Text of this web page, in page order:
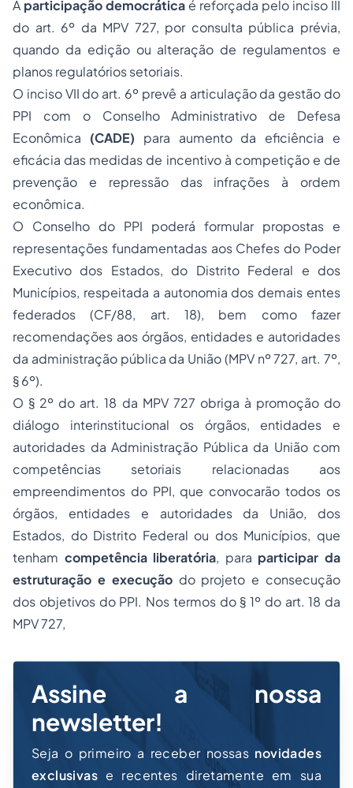
A participação democrática é reforçada pelo inciso III
do art. 6º da MPV 727, por consulta pública prévia,
quando da edição ou alteração de regulamentos e
planos regulatórios setoriais.
O inciso VII do art. 6º prevê a articulação da gestão do
PPI com o Conselho Administrativo de Defesa
Econômica (CADE) para aumento da eficiência e
eficácia das medidas de incentivo à competição e de
prevenção e repressão das infrações à ordem
econômica.
O Conselho do PPI poderá formular propostas e
representações fundamentadas aos Chefes do Poder
Executivo dos Estados, do Distrito Federal e dos
Municípios, respeitada a autonomia dos demais entes
federados (CF/88, art. 18), bem como fazer
recomendações aos órgãos, entidades e autoridades
da administração pública da União (MPV nº 727, art. 7º,
§ 6º).
O § 2º do art. 18 da MPV 727 obriga à promoção do
diálogo interinstitucional os órgãos, entidades e
autoridades da Administração Pública da União com
competências setoriais relacionadas aos
empreendimentos do PPI, que convocarão todos os
órgãos, entidades e autoridades da União, dos
Estados, do Distrito Federal ou dos Municípios, que
tenham competência liberatória, para participar da
estruturação e execuçãodo projeto e consecução
dos objetivos do PPI. Nos termos do § 1º do art. 18 da
MPV 727,
Assine a nossa
newsletter!
Seja o primeiro a receber nossas novidades
exclusivas e recentes diretamente em sua